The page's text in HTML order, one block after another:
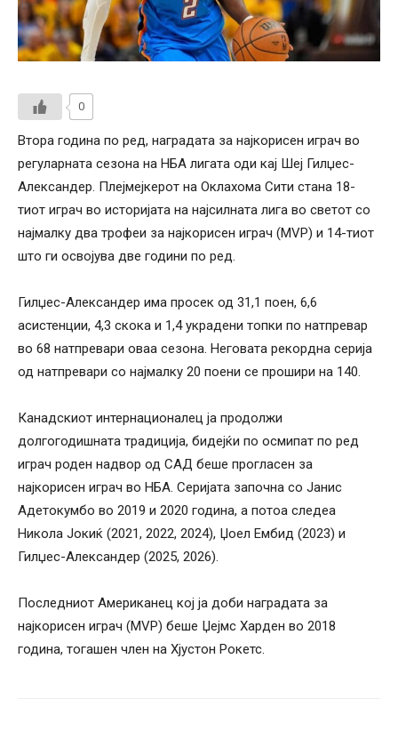
0
Втора година по ред, наградата за најкорисен играч во
регуларната сезона на НБА лигата оди кај Шеј Гилџес-
Александер. Плејмејкерот на Оклахома Сити стана 18-
тиот играч во историјата на најсилната лига во светот со
најмалку два трофеи за најкорисен играч (MVP) и 14-тиот
што ги освојува две години по ред.
Гилџес-Александер има просек од 31,1 поен, 6,6
асистенции, 4,3 скока и 1,4 украдени топки по натпревар
во 68 натпревари оваа сезона. Неговата рекордна серија
од натпревари со најмалку 20 поени се прошири на 140.
Канадскиот интернационалец ја продолжи
долгогодишната традиција, бидејќи по осмипат по ред
играч роден надвор од САД беше прогласен за
најкорисен играч во НБА. Серијата започна со Јанис
Адетокумбо во 2019 и 2020 година, а потоа следеа
Никола Јокиќ (2021, 2022, 2024), Џоел Ембид (2023) и
Гилџес-Александер (2025, 2026).
Последниот Американец кој ја доби наградата за
најкорисен играч (MVP) беше Џејмс Харден во 2018
година, тогашен член на Хјустон Рокетс.